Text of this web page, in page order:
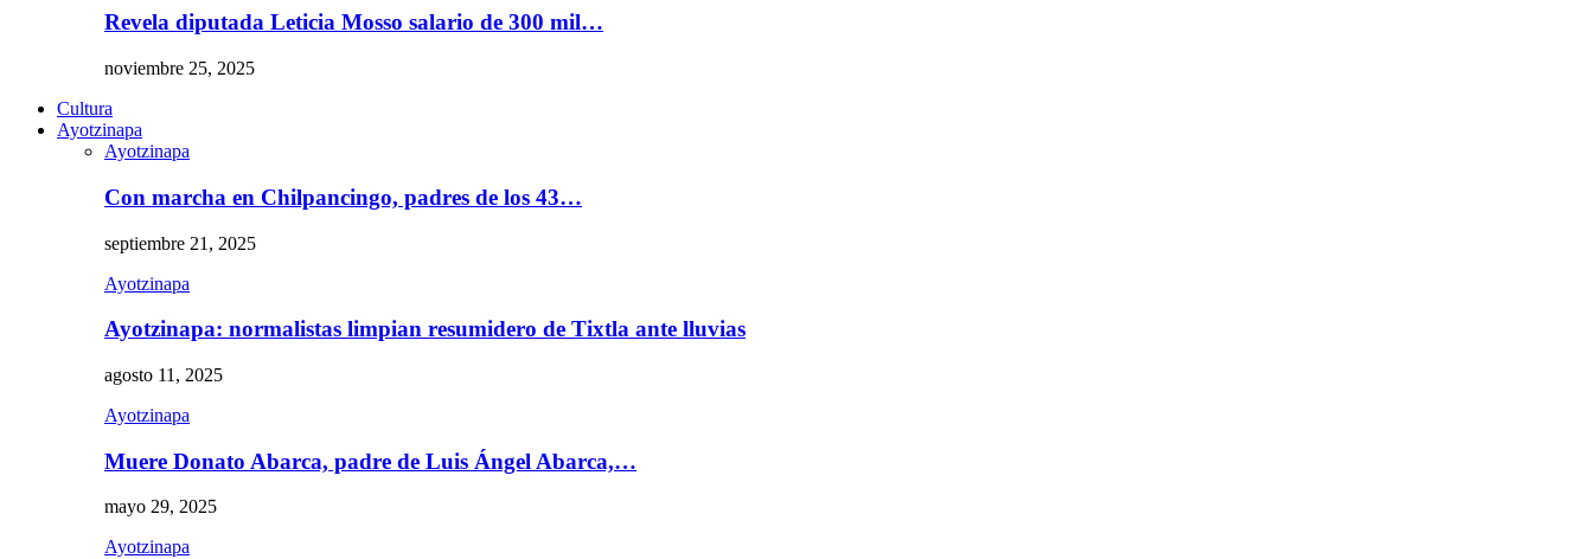
Revela diputada Leticia Mosso salario de 300 mil…
noviembre 25, 2025
Cultura
Ayotzinapa
Ayotzinapa
Con marcha en Chilpancingo, padres de los 43…
septiembre 21, 2025
Ayotzinapa
Ayotzinapa: normalistas limpian resumidero de Tixtla ante lluvias
agosto 11, 2025
Ayotzinapa
Muere Donato Abarca, padre de Luis Ángel Abarca,…
mayo 29, 2025
Ayotzinapa